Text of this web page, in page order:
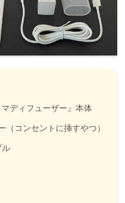
マディフューザー』本体
（コンセントに挿すやつ）
ル